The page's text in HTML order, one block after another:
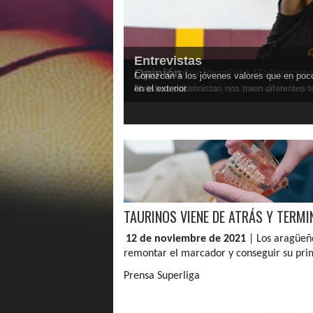
Legionarios
Seguimiento a los jugadores venezolanos
Selección Nacional
Noticias de nuestras Selecciones
Liga Profesional de
Todos los resultados y las noticias de la
Opinión
Nuestros columnistas nos traen diferentes
Entrevistas
Conozcan a los jóvenes valores que en
en el exterior
TAURINOS VIENE DE ATRÁS Y
12 de noviembre de 2021 | Los
remontar el marcador y conseguir su
Prensa Superliga